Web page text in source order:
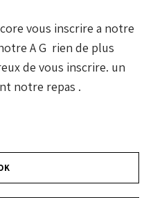
2019
inscrire a notre
A G rien de plus
de vous inscrire. un
notre repas .